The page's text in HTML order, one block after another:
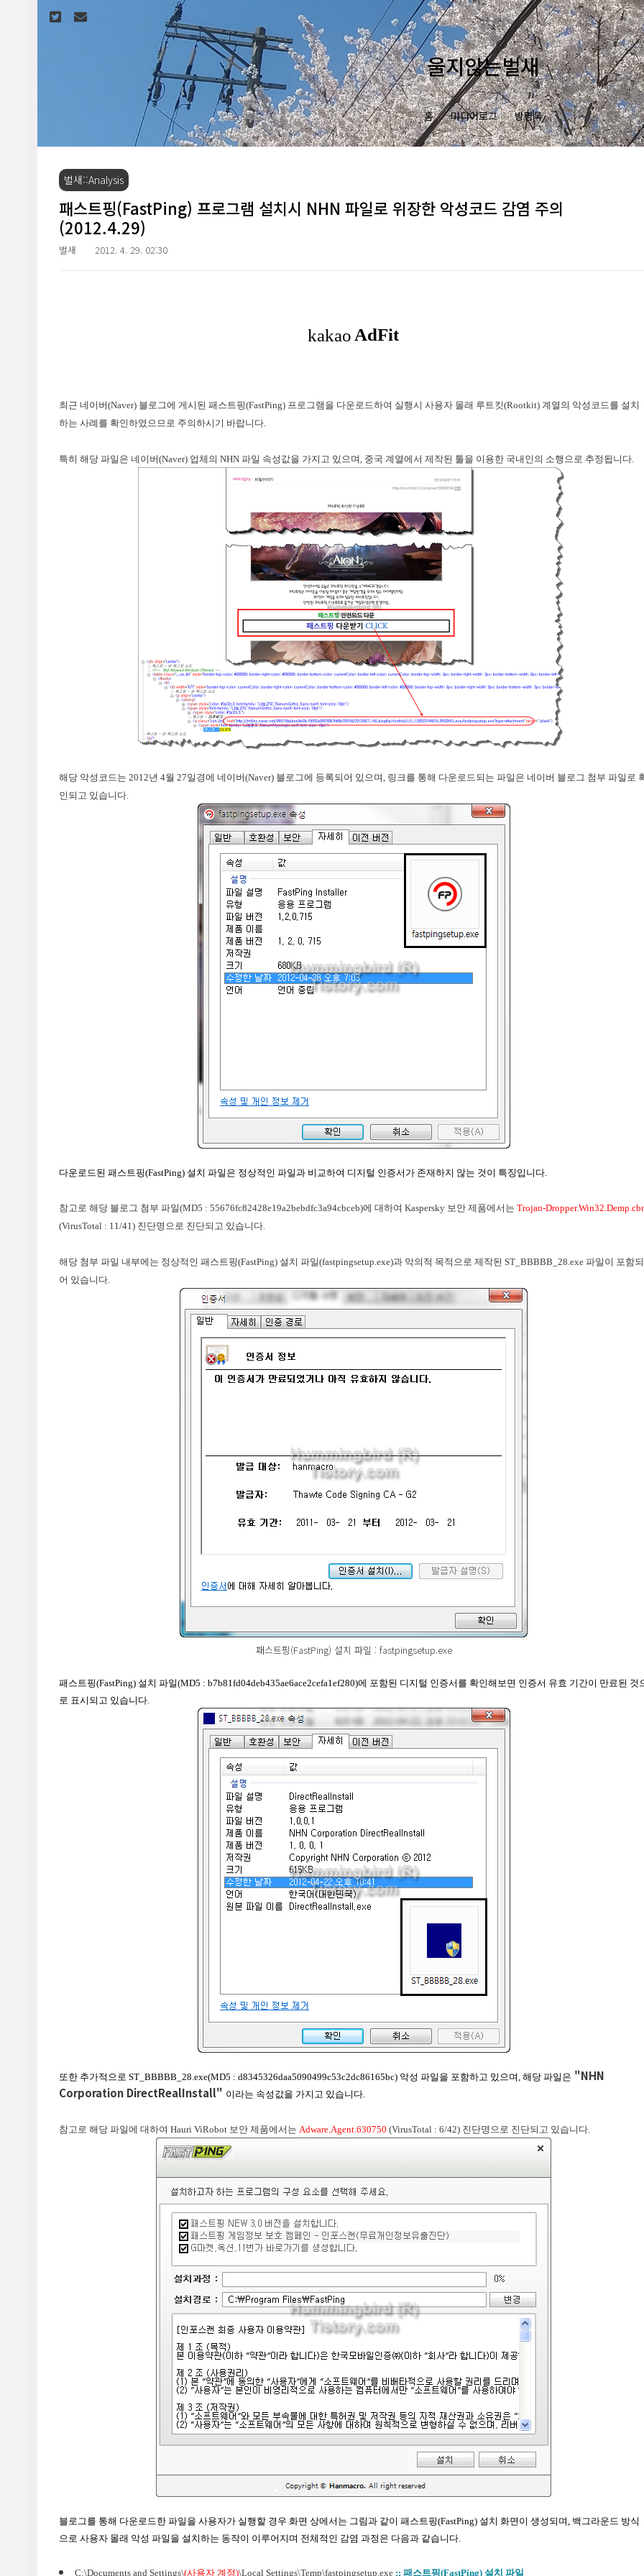
울지않는벌새
홈 미디어로그 방명록
벌새::Analysis
패스트핑(FastPing) 프로그램 설치시 NHN 파일로 위장한 악성코드 감염 주의
(2012.4.29)
벌새 2012. 4. 29. 02:30
최근 네이버(Naver) 블로그에 게시된 패스트핑(FastPing) 프로그램을 다운로드하여 실행시 사용자 몰래 루트킷(Rootkit) 계열의 악성코드를 설치
하는 사례를 확인하였으므로 주의하시기 바랍니다.
특히 해당 파일은 네이버(Naver) 업체의 NHN 파일 속성값을 가지고 있으며, 중국 계열에서 제작된 툴을 이용한 국내인의 소행으로 추정됩니다.
해당 악성코드는 2012년 4월 27일경에 네이버(Naver) 블로그에 등록되어 있으며, 링크를 통해 다운로드되는 파일은 네이버 블로그 첨부 파일로
인되고 있습니다.
다운로드된 패스트핑(FastPing) 설치 파일은 정상적인 파일과 비교하여 디지털 인증서가 존재하지 않는 것이 특징입니다.
참고로 해당 블로그 첨부 파일(MD5 : 55676fc82428e19a2bebdfc3a94cbceb)에 대하여 Kaspersky 보안 제품에서는 Trojan-
(VirusTotal : 11/41) 진단명으로 진단되고 있습니다.
해당 첨부 파일 내부에는 정상적인 패스트핑(FastPing) 설치 파일(fastpingsetup.exe)과 악의적 목적으로 제작된 ST_BBBBB_28.exe 파일이 포함되
어 있습니다.
패스트핑(FastPing) 설치 파일 : fastpingsetup.exe
패스트핑(FastPing) 설치 파일(MD5 : b7b81fd04deb435ae6ace2cefa1ef280)에 포함된 디지털 인증서를 확인해보면 인증서 유효 기간이 만료된 것
로 표시되고 있습니다.
또한 추가적으로 ST_BBBBB_28.exe(MD5 : d8345326daa5090499c53c2dc86165bc) 악성 파일을 포함하고 있으며, 해당 파일은 "NHN
Corporation DirectRealInstall" 이라는 속성값을 가지고 있습니다.
참고로 해당 파일에 대하여 Hauri ViRobot 보안 제품에서는 Adware.Agent.630750 (VirusTotal : 6/42) 진단명으로 진단되고 있습니다.
블로그를 통해 다운로드한 파일을 사용자가 실행할 경우 화면 상에서는 그림과 같이 패스트핑(FastPing) 설치 화면이 생성되며, 백그라운드 방식
으로 사용자 몰래 악성 파일을 설치하는 동작이 이루어지며 전체적인 감염 과정은 다음과 같습니다.
C:\Documents and Settings\(사용자 계정)\Local Settings\Temp\fastpingsetup.exe :: 패스트핑(FastPing) 설치 파일